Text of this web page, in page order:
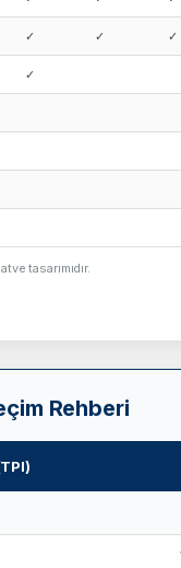
✓ ✓ ✓
✓
tasarımıdır.
Rehberi